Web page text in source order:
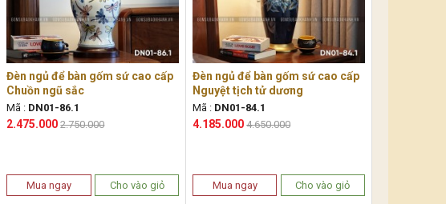
Đèn ngủ để bàn gốm sứ cao cấp
Chuồn ngũ sắc
Mã : DN01-86.1
2.475.0002.750.000
Mua ngay Cho vào giỏ
Đèn ngủ để bàn gốm sứ cao cấp
Nguyệt tịch tử dương
Mã : DN01-84.1
4.185.0004.650.000
Mua ngay Cho vào giỏ